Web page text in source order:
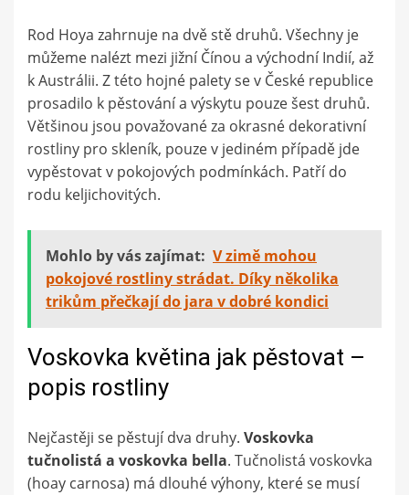
Rod Hoya zahrnuje na dvě stě druhů. Všechny je
můžeme nalézt mezi jižní Čínou a východní Indií, až
k Austrálii. Z této hojné palety se v České republice
prosadilo k pěstování a výskytu pouze šest druhů.
Většinou jsou považované za okrasné dekorativní
rostliny pro skleník, pouze v jediném případě jde
vypěstovat v pokojových podmínkách. Patří do
rodu keljichovitých.
Mohlo by vás zajímat: V zimě mohou
pokojové rostliny strádat. Díky několika
trikům přečkají do jara v dobré kondici
Voskovka květina jak pěstovat –
popis rostliny
Nejčastěji se pěstují dva druhy. Voskovka
tučnolistá a voskovka bella. Tučnolistá voskovka
(hoay carnosa) má dlouhé výhony, které se musí